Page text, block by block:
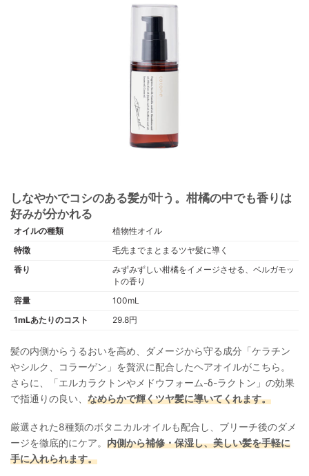
しなやかでコシのある髪が叶う。柑橘の中でも香りは
好みが分かれる
オイルの種類
植物性オイル
特徴
毛先までまとまるツヤ髪に導く
香り
みずみずしい柑橘をイメージさせる、ベルガモッ
トの香り
容量
100mL
1mLあたりのコスト
29.8円
髪の内側からうるおいを高め、ダメージから守る成分「ケラチン
やシルク、コラーゲン」を贅沢に配合したヘアオイルがこちら。
さらに、「エルカラクトンやメドウフォーム-δ-ラクトン」の効果
で指通りの良い、 なめらかで輝くツヤ髪に導いてくれます。
厳選された8種類のボタニカルオイルも配合し、ブリーチ後のダメ
ージを徹底的にケア。 内側から補修・保湿し、美しい髪を手軽に
手に入れられます。